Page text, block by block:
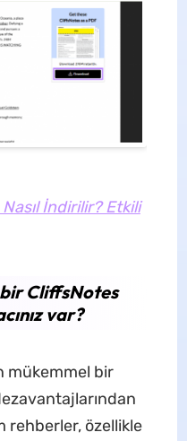
İndirilir? Etkili
CliffsNotes
var?
mükemmel bir
rehberler, özellikle